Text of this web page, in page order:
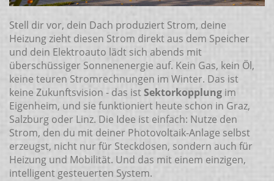
Stell dir vor, dein Dach produziert Strom, deine
Heizung zieht diesen Strom direkt aus dem Speicher
und dein Elektroauto lädt sich abends mit
überschüssiger Sonnenenergie auf. Kein Gas, kein Öl,
keine teuren Stromrechnungen im Winter. Das ist
keine Zukunftsvision - das istSektorkopplung im
Eigenheim, und sie funktioniert heute schon in Graz,
Salzburg oder Linz. Die Idee ist einfach: Nutze den
Strom, den du mit deiner Photovoltaik-Anlage selbst
erzeugst, nicht nur für Steckdosen, sondern auch für
Heizung und Mobilität. Und das mit einem einzigen,
intelligent gesteuerten System.